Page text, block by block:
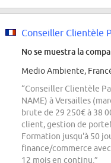
Conseiller Clientèle
No se muestra la
Medio Ambiente,
“Conseiller Clientèle
NAME) à Versailles
brute de 29 250€ à 38
client, gestion de
Formation jusqu'à 50
finance/commerce
12 mois en continu.”